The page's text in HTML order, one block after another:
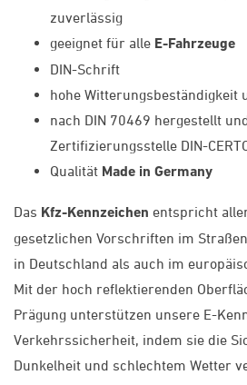
zuverlässig
geeignet für alle E-Fahrzeuge
DIN-Schrift
hohe Witterungsbeständigkeit
nach DIN 70469 hergestellt
Zertifizierungsstelle DIN-
Qualität Made in Germany
Das Kfz-Kennzeichen entspricht
gesetzlichen Vorschriften im
in Deutschland als auch im
Mit der hoch reflektierenden
Prägung unterstützen unsere E-
Verkehrssicherheit, indem sie die
Dunkelheit und schlechtem Wetter